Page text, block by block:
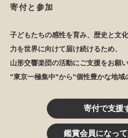
寄付と参加
子どもたちの感性を育み、歴史と文
力を世界に向けて届け続けるため、
山形交響楽団の活動にご支援をお願
"東京一極集中"から"個性豊かな地域
寄付で支援
鑑賞会員になっ